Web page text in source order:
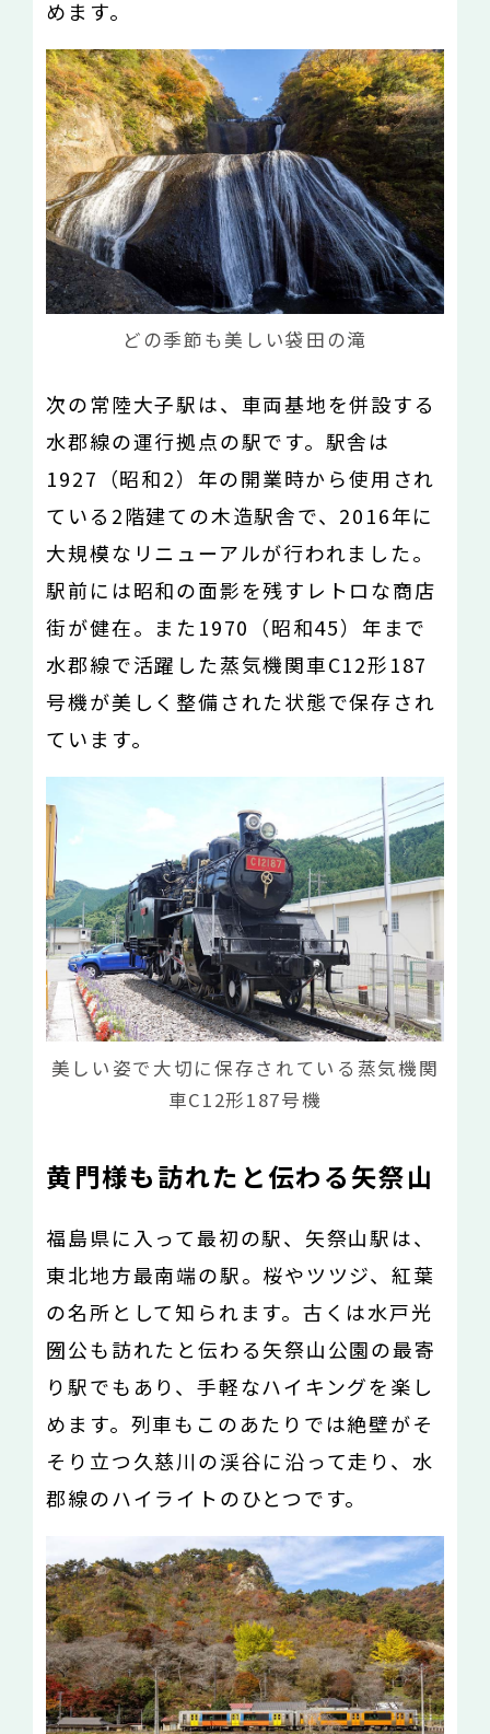
めます。
どの季節も美しい袋田の滝
次の常陸大子駅は、車両基地を併設する
水郡線の運行拠点の駅です。駅舎は
1927（昭和2）年の開業時から使用され
ている2階建ての木造駅舎で、2016年に
大規模なリニューアルが行われました。
駅前には昭和の面影を残すレトロな商店
街が健在。また1970（昭和45）年まで
水郡線で活躍した蒸気機関車C12形187
号機が美しく整備された状態で保存され
ています。
美しい姿で大切に保存されている蒸気機関
車C12形187号機
黄門様も訪れたと伝わる矢祭山
福島県に入って最初の駅、矢祭山駅は、
東北地方最南端の駅。桜やツツジ、紅葉
の名所として知られます。古くは水戸光
圀公も訪れたと伝わる矢祭山公園の最寄
り駅でもあり、手軽なハイキングを楽し
めます。列車もこのあたりでは絶壁がそ
そり立つ久慈川の渓谷に沿って走り、水
郡線のハイライトのひとつです。